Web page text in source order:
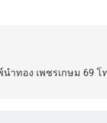
ทอง เพชรเกษม 69 โท